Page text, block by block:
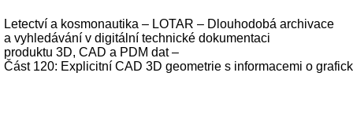
Letectví a kosmonautika – LOTAR – Dlouhodobá archivace
a vyhledávání v digitální technické dokumentaci
produktu 3D, CAD a PDM dat –
Část 120: Explicitní CAD 3D geometrie s informacemi o